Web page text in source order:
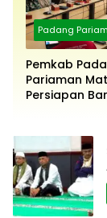
Padang
Pemkab
Pariaman
Persiapan